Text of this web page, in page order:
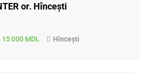
or. Hîncești
000 MDL Hîncești